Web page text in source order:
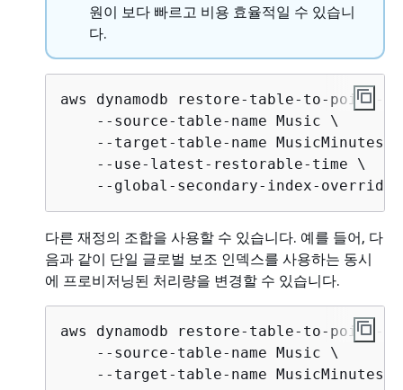
원이 보다 빠르고 비용 효율적일 수 있습니
다.
aws dynamodb restore-table-to-point-
    --source-table-name Music \
--target-table-name
    --use-latest-restorable-time \
--global-secondary-index-override
다른 재정의 조합을 사용할 수 있습니다. 예를 들어, 다
음과 같이 단일 글로벌 보조 인덱스를 사용하는 동시
에 프로비저닝된 처리량을 변경할 수 있습니다.
aws dynamodb restore-table-to-point-
    --source-table-name Music \
--target-table-name